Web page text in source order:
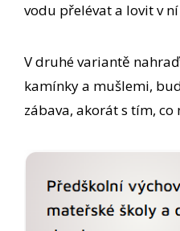
vodu přelévat a lovit v
V druhé variantě
kamínky a mušlemi,
zábava, akorát s tím,